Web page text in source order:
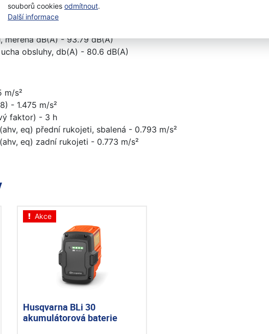
souborů cookies odmítnout.
Další informace
(LWA), db(A) - 97 dB(A)
měřená dB(A) - 93.79 dB(A)
obsluhy, db(A) - 80.6 dB(A)
m/s²
- 1.475 m/s²
faktor) - 3 h
eq) přední rukojeti, sbalená - 0.793 m/s²
eq) zadní rukojeti - 0.773 m/s²
Akce
Husqvarna BLi 30
akumulátorová baterie